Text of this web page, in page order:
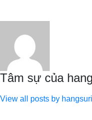
Tâm sự của
View all posts by